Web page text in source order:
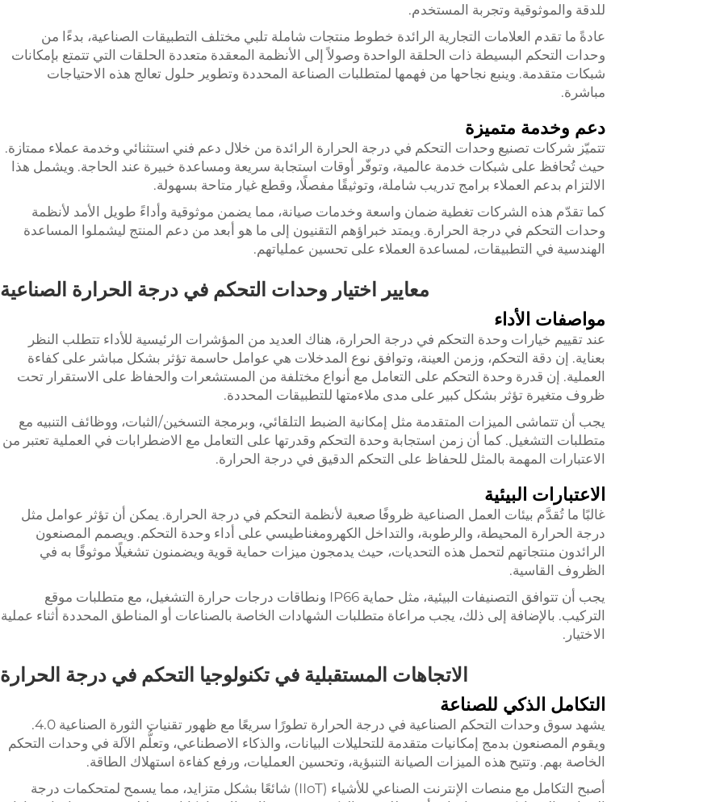
للدقة والموثوقية وتجربة المستخدم.
عادةً ما تقدم العلامات التجارية الرائدة خطوط منتجات شاملة تلبي مختلف التطبيقات الصناعية، بدءًا من
وحدات التحكم البسيطة ذات الحلقة الواحدة وصولاً إلى الأنظمة المعقدة متعددة الحلقات التي تتمتع بإمكانات
شبكات متقدمة. وينبع نجاحها من فهمها لمتطلبات الصناعة المحددة وتطوير حلول تعالج هذه الاحتياجات
مباشرة.
دعم وخدمة متميزة
تتميّز شركات تصنيع وحدات التحكم في درجة الحرارة الرائدة من خلال دعم فني استثنائي وخدمة عملاء ممتازة.
حيث تُحافظ على شبكات خدمة عالمية، وتوفّر أوقات استجابة سريعة ومساعدة خبيرة عند الحاجة. ويشمل هذا
الالتزام بدعم العملاء برامج تدريب شاملة، وتوثيقًا مفصلًا، وقطع غيار متاحة بسهولة.
كما تقدّم هذه الشركات تغطية ضمان واسعة وخدمات صيانة، مما يضمن موثوقية وأداءً طويل الأمد لأنظمة
وحدات التحكم في درجة الحرارة. ويمتد خبراؤهم التقنيون إلى ما هو أبعد من دعم المنتج ليشملوا المساعدة
الهندسية في التطبيقات، لمساعدة العملاء على تحسين عملياتهم.
معايير اختيار وحدات التحكم في درجة الحرارة الصناعية
مواصفات الأداء
عند تقييم خيارات وحدة التحكم في درجة الحرارة، هناك العديد من المؤشرات الرئيسية للأداء تتطلب النظر
بعناية. إن دقة التحكم، وزمن العينة، وتوافق نوع المدخلات هي عوامل حاسمة تؤثر بشكل مباشر على كفاءة
العملية. إن قدرة وحدة التحكم على التعامل مع أنواع مختلفة من المستشعرات والحفاظ على الاستقرار تحت
ظروف متغيرة تؤثر بشكل كبير على مدى ملاءمتها للتطبيقات المحددة.
يجب أن تتماشى الميزات المتقدمة مثل إمكانية الضبط التلقائي، وبرمجة التسخين/الثبات، ووظائف التنبيه مع
متطلبات التشغيل. كما أن زمن استجابة وحدة التحكم وقدرتها على التعامل مع الاضطرابات في العملية تعتبر من
الاعتبارات المهمة بالمثل للحفاظ على التحكم الدقيق في درجة الحرارة.
الاعتبارات البيئية
غالبًا ما تُقدَّم بيئات العمل الصناعية ظروفًا صعبة لأنظمة التحكم في درجة الحرارة. يمكن أن تؤثر عوامل مثل
درجة الحرارة المحيطة، والرطوبة، والتداخل الكهرومغناطيسي على أداء وحدة التحكم. ويصمم المصنعون
الرائدون منتجاتهم لتحمل هذه التحديات، حيث يدمجون ميزات حماية قوية ويضمنون تشغيلًا موثوقًا به في
الظروف القاسية.
يجب أن تتوافق التصنيفات البيئية، مثل حماية IP66 ونطاقات درجات حرارة التشغيل، مع متطلبات موقع
التركيب. بالإضافة إلى ذلك، يجب مراعاة متطلبات الشهادات الخاصة بالصناعات أو المناطق المحددة أثناء عملية
الاختيار.
الاتجاهات المستقبلية في تكنولوجيا التحكم في درجة الحرارة
التكامل الذكي للصناعة
يشهد سوق وحدات التحكم الصناعية في درجة الحرارة تطورًا سريعًا مع ظهور تقنيات الثورة الصناعية 4.0.
ويقوم المصنعون بدمج إمكانيات متقدمة للتحليلات البيانات، والذكاء الاصطناعي، وتعلُّم الآلة في وحدات التحكم
الخاصة بهم. وتتيح هذه الميزات الصيانة التنبؤية، وتحسين العمليات، ورفع كفاءة استهلاك الطاقة.
أصبح التكامل مع منصات الإنترنت الصناعي للأشياء (IIoT) شائعًا بشكل متزايد، مما يسمح لمتحكمات درجة